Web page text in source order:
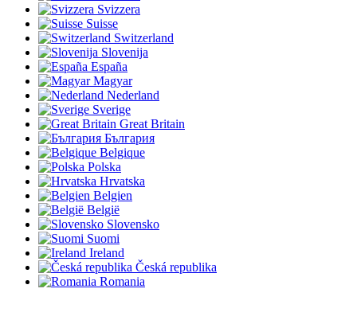
Svizzera
Suisse
Switzerland
Slovenija
España
Magyar
Nederland
Sverige
Great Britain
България
Belgique
Polska
Hrvatska
Belgien
België
Slovensko
Suomi
Ireland
Česká republika
Romania